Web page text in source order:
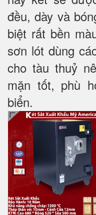
đều, dày và
biệt rất bền
sơn lót dùng
cho tàu thuỷ
mặn tốt, phù
biển.